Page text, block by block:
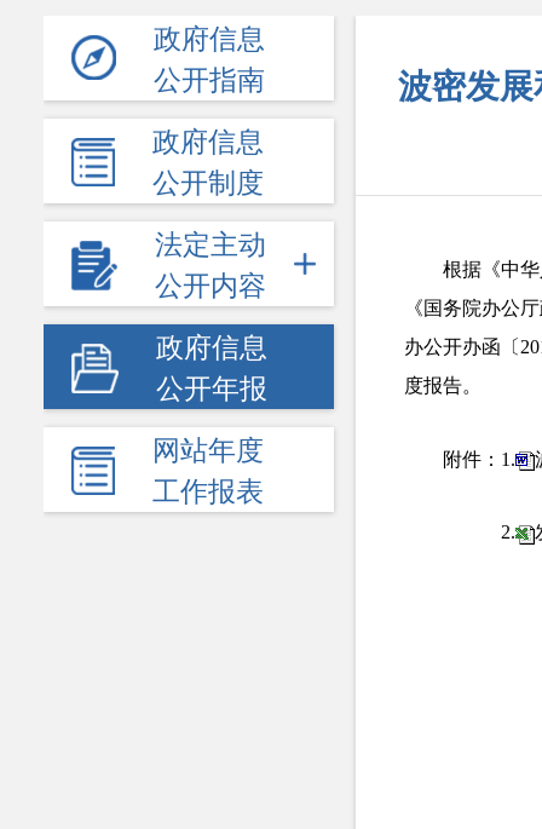
政府信息
公开指南
政府信息
公开制度
法定主动
公开内容
政府信息
公开年报
网站年度
工作报表
波密发展
根据《中
《国务院办公
办公开办函〔
度报告。
附件：1.
2.